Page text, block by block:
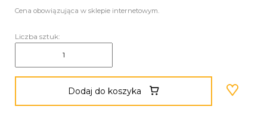
Cena obowiązująca w sklepie internetowym.
Liczba sztuk:
Dodaj do koszyka